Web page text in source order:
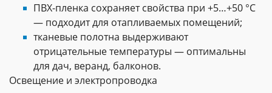
ПВХ-пленка сохраняет свойства при +5…+50 °C
— подходит для отапливаемых помещений;
тканевые полотна выдерживают
отрицательные температуры — оптимальны
для дач, веранд, балконов.
Освещение и электропроводка